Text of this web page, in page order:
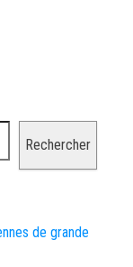
Rechercher
de grande